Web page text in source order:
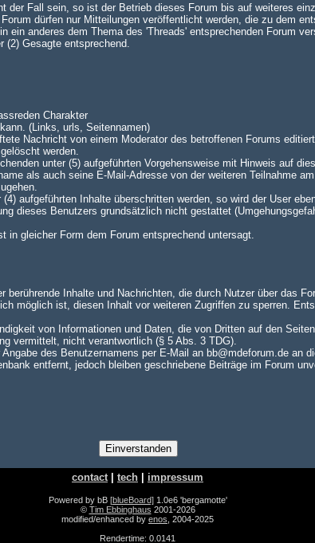
Fall sein, so ist der Betrieb dieses Forum bis auf weiteres
dürfen nur Mitteilungen veröffentlicht werden, die zu dem
anderes dem Thema des 'Threads' entsprechenden Forum
Gesagte entsprechend.
Charakter
(Links, urls, Seitennamen)
Nachricht von einem Moderator des betroffenen Forums
werden.
unter (5) aufgeführten Vorgehensweise mit Hinweis auf
als auch seine E-Mail-Adresse von der weiteren Teilnahme
aufgeführten Inhalte überschritten werden, so wird der User
dieses Benutzers grundsätzlich nicht gestattet
gleicher Form dem Forum entsprechend untersagt.
Inhalte und Nachrichten, die durch Nutzer über das
möglich ist, diesen Inhalt vor weiteren Zugriffen zu sperren.
von Informationen und Daten, die von Dritten auf den
vermittelt, nicht verantwortlich (§ 5 Abs. 3 TDG).
des Benutzernamens per E-Mail an bb@mdeforum.de an
entfernt, jedoch bleiben geschriebene Beiträge im Forum
contact| tech impressum
Powered by bB [blueBoard] 1.0e6 'bergamotte'
© Tim Ebbinghaus 2001-2026
modified/enhanced by enos , 2004-2025
Rendertime: 0.0141